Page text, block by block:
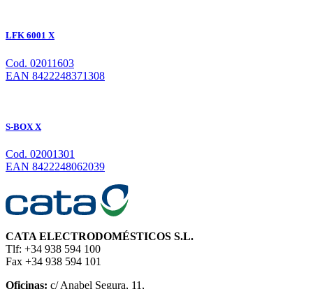
LFK 6001 X
Cod. 02011603
EAN 8422248371308
S-BOX X
Cod. 02001301
EAN 8422248062039
CATA ELECTRODOMÉSTICOS S.L.
Tlf: +34 938 594 100
Fax +34 938 594 101
Oficinas: c/ Anabel Segura, 11,